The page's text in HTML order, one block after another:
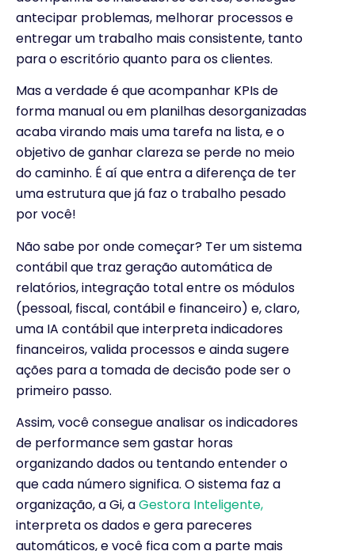
antecipar problemas, melhorar processos e
entregar um trabalho mais consistente, tanto
para o escritório quanto para os clientes.
Mas a verdade é que acompanhar KPIs de
forma manual ou em planilhas desorganizadas
acaba virando mais uma tarefa na lista, e o
objetivo de ganhar clareza se perde no meio
do caminho. É aí que entra a diferença de ter
uma estrutura que já faz o trabalho pesado
por você!
Não sabe por onde começar? Ter um sistema
contábil que traz geração automática de
relatórios, integração total entre os módulos
(pessoal, fiscal, contábil e financeiro) e, claro,
uma IA contábil que interpreta indicadores
financeiros, valida processos e ainda sugere
ações para a tomada de decisão pode ser o
primeiro passo.
Assim, você consegue analisar os indicadores
de performance sem gastar horas
organizando dados ou tentando entender o
que cada número significa. O sistema faz a
organização, a Gi, aGestora Inteligente,
interpreta os dados e gera pareceres
automáticos, e você fica com a parte mais